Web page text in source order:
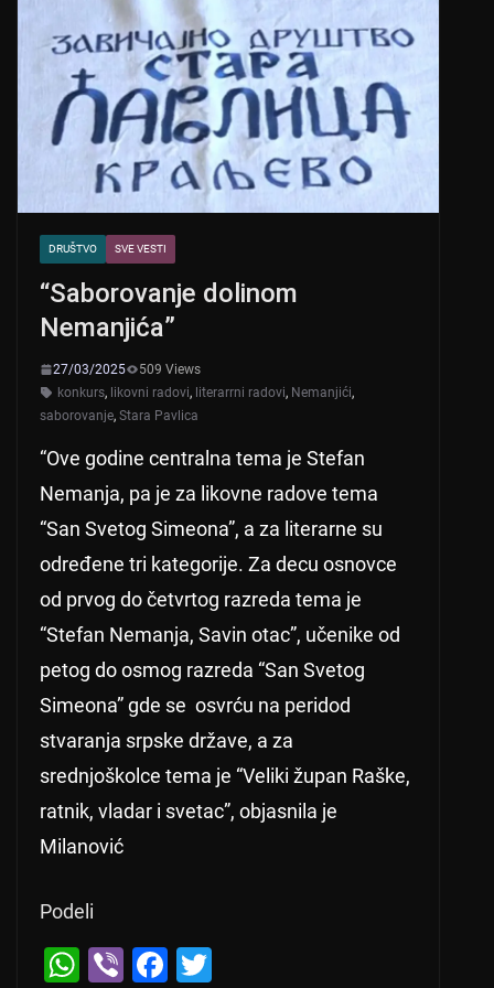
DRUŠTVO SVE VESTI
“Saborovanje dolinom
Nemanjića”
27/03/2025
509 Views
konkurs, likovni radovi, literarrni radovi, Nemanjići,
saborovanje, Stara Pavlica
“Ove godine centralna tema je Stefan
Nemanja, pa je za likovne radove tema
“San Svetog Simeona”, a za literarne su
određene tri kategorije. Za decu osnovce
od prvog do četvrtog razreda tema je
“Stefan Nemanja, Savin otac”, učenike od
petog do osmog razreda “San Svetog
Simeona” gde se osvrću na peridod
stvaranja srpske države, a za
srednjoškolce tema je “Veliki župan Raške,
ratnik, vladar i svetac”, objasnila je
Milanović
Podeli
W Vi F